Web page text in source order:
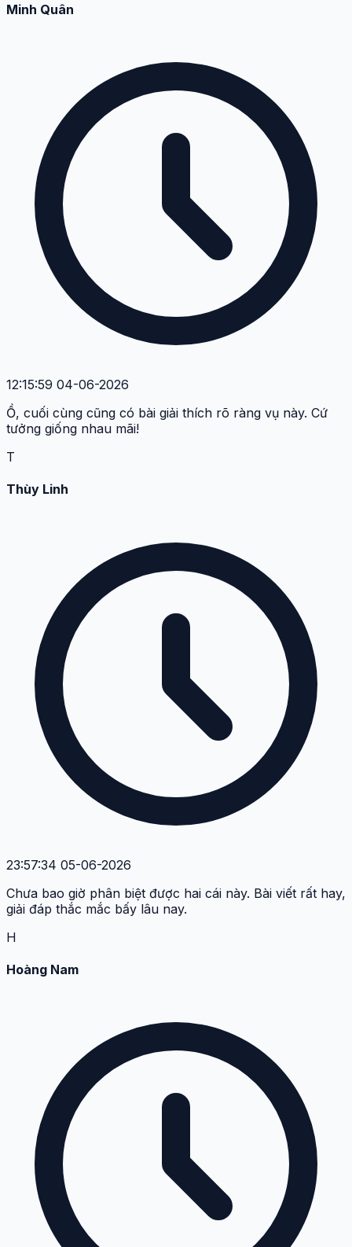
Minh Quân
12:15:59 04-06-2026
Ồ, cuối cùng cũng có bài giải thích rõ ràng vụ này. Cứ
tưởng giống nhau mãi!
T
Thùy Linh
23:57:34 05-06-2026
Chưa bao giờ phân biệt được hai cái này. Bài viết rất hay,
giải đáp thắc mắc bấy lâu nay.
H
Hoàng Nam